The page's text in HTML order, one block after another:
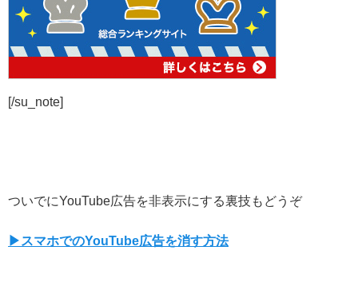
[/su_note]
ついでにYouTube広告を非表示にする裏技もどうぞ
▶スマホでのYouTube広告を消す方法